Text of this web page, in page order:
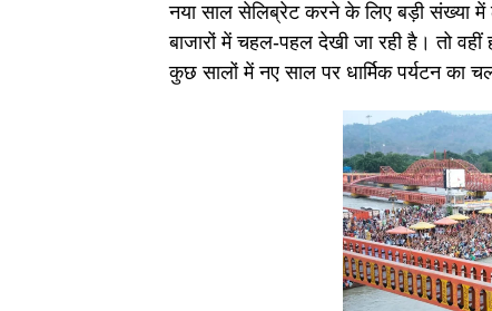
नया साल सेलिब्रेट करने के लिए बड़ी संख्या में
बाजारों में चहल-पहल देखी जा रही है। तो
कुछ सालों में नए साल पर धार्मिक पर्यटन का